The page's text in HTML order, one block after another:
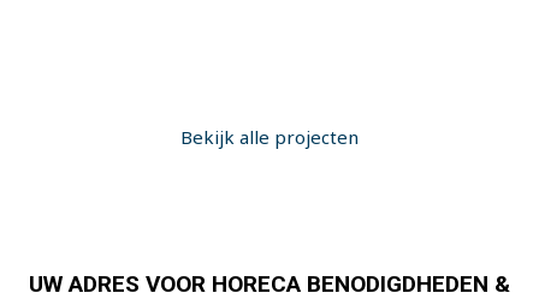
Bekijk alle projecten
UW ADRES VOOR HORECA BENODIGDHEDEN &